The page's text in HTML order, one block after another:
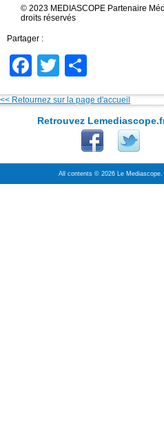
© 2023 MEDIASCOPE Partenaire
droits réservés
Partager :
Facebook
Twitter
<< Retournez sur la page d'accueil
Retrouvez
All contents © 2026 Le Mediascope.